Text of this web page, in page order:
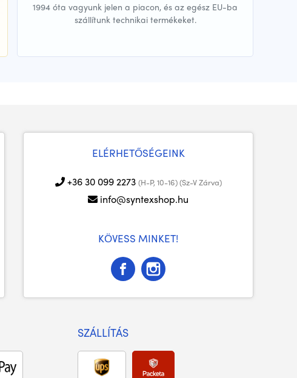
1994 óta vagyunk jelen a piacon, és az egész EU-ba
szállítunk technikai termékeket.
ELÉRHETŐSÉGEINK
+36 30 099 2273 (H-P, 10-16) (Sz-V Zárva)
info@syntexshop.hu
KÖVESS MINKET!
SZÁLLÍTÁS